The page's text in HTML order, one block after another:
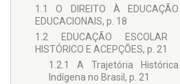
1.1 O DIREITO À
EDUCACIONAIS, p. 18
1.2 EDUCAÇÃO ESCOLAR
HISTÓRICO E ACEPÇÕES, p. 21
1.2.1 A Trajetória
Indígena no Brasil, p. 21